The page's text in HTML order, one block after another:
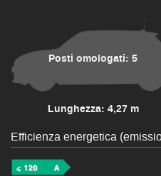
Posti omologati: 5
Lunghezza: 4,27 m
Efficienza energetica